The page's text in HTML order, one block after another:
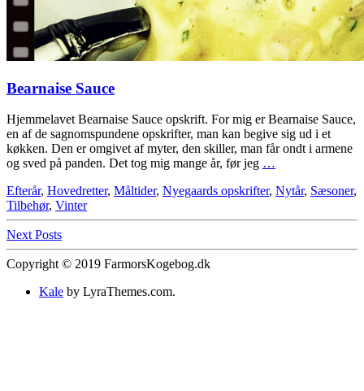
Bearnaise Sauce
Hjemmelavet Bearnaise Sauce opskrift. For mig er Bearnaise Sauce,
en af de sagnomspundene opskrifter, man kan begive sig ud i et
køkken. Den er omgivet af myter, den skiller, man får ondt i armene
og sved på panden. Det tog mig mange år, før jeg …
Efterår, Hovedretter, Måltider, Nyegaards opskrifter, Nytår, Sæsoner,
Tilbehør, Vinter
Next Posts
Copyright © 2019 FarmorsKogebog.dk
Kale by LyraThemes.com.